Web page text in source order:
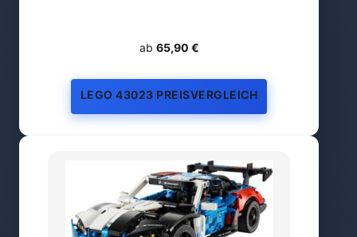
ab 65,90 €
LEGO 43023 PREISVERGLEICH